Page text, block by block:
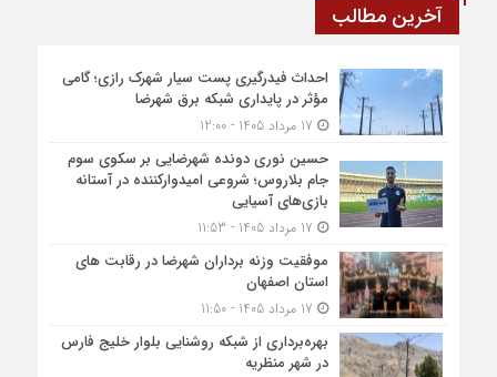
آخرین مطالب
احداث فیدرگیری پست سیار شهرک رازی؛ گامی
مؤثر در پایداری شبکه برق شهرضا
حسین نوری دونده شهرضایی بر سکوی سوم
جام بلاروس؛ شروعی امیدوارکننده در آستانه
بازی‌های آسیایی
موفقیت وزنه برداران شهرضا در رقابت های
استان اصفهان
بهره‌برداری از شبکه روشنایی بلوار خلیج فارس
در شهر منظریه